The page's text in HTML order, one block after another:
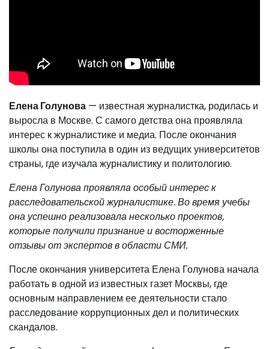
Елена Голунова — известная журналистка, родилась и
выросла в Москве. С самого детства она проявляла
интерес к журналистике и медиа. После окончания
школы она поступила в один из ведущих университетов
страны, где изучала журналистику и политологию.
Елена Голунова проявляла особый интерес к
расследовательской журналистике. Во время учебы
она успешно реализовала несколько проектов,
которые получили признание и восторженные
отзывы от экспертов в области СМИ.
После окончания университета Елена Голунова начала
работать в одной из известных газет Москвы, где
основным направлением ее деятельности стало
расследование коррупционных дел и политических
скандалов.